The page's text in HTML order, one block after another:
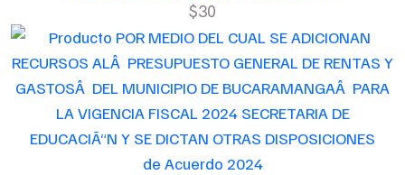
$30
de Acuerdo 2024